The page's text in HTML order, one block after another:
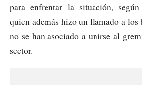
para enfrentar la situación,
quien además hizo un llamado a los
no se han asociado a unirse al
sector.